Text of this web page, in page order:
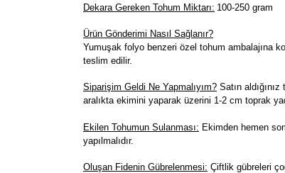
Dekara Gereken Tohum Miktarı: 100-250 gram
Ürün Gönderimi Nasıl Sağlanır?
Yumuşak folyo benzeri özel tohum ambalajına
teslim edilir.
Siparişim Geldi Ne Yapmalıyım? Satın
aralıkta ekimini yaparak üzerini 1-2 cm toprak
Ekilen Tohumun Sulanması: Ekimden hemen
yapılmalıdır.
Oluşan Fidenin Gübrelenmesi: Çiftlik gübreleri